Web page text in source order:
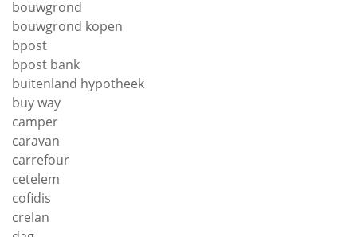
bouwgrond
bouwgrond kopen
bpost
bpost bank
buitenland hypotheek
buy way
camper
caravan
carrefour
cetelem
cofidis
crelan